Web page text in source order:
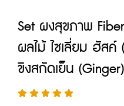
Set ผงสุขภาพ
ผลไม้ ไซเลี่ยม ฮัสค์
ขิงสกัดเย็น (Ginger)